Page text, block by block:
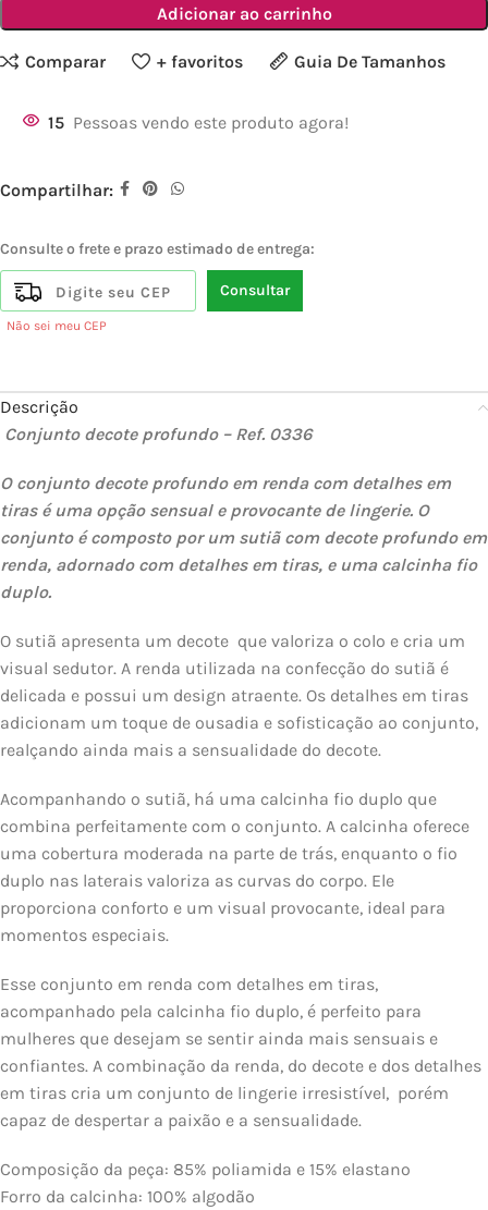
Adicionar ao carrinho
Comparar + favoritos Guia De Tamanhos
15 Pessoas vendo este produto agora!
Compartilhar:
Consulte o frete e prazo estimado de entrega:
Consultar
Não sei meu CEP
Descrição
Conjunto decote profundo – Ref. 0336
O conjunto decote profundo em renda com detalhes em
tiras é uma opção sensual e provocante de lingerie. O
conjunto é composto por um sutiã com decote profundo em
renda, adornado com detalhes em tiras, e uma calcinha fio
duplo.
O sutiã apresenta um decote que valoriza o colo e cria um
visual sedutor. A renda utilizada na confecção do sutiã é
delicada e possui um design atraente. Os detalhes em tiras
adicionam um toque de ousadia e sofisticação ao conjunto,
realçando ainda mais a sensualidade do decote.
Acompanhando o sutiã, há uma calcinha fio duplo que
combina perfeitamente com o conjunto. A calcinha oferece
uma cobertura moderada na parte de trás, enquanto o fio
duplo nas laterais valoriza as curvas do corpo. Ele
proporciona conforto e um visual provocante, ideal para
momentos especiais.
Esse conjunto em renda com detalhes em tiras,
acompanhado pela calcinha fio duplo, é perfeito para
mulheres que desejam se sentir ainda mais sensuais e
confiantes. A combinação da renda, do decote e dos detalhes
em tiras cria um conjunto de lingerie irresistível, porém
capaz de despertar a paixão e a sensualidade.
Composição da peça: 85% poliamida e 15% elastano
Forro da calcinha: 100% algodão